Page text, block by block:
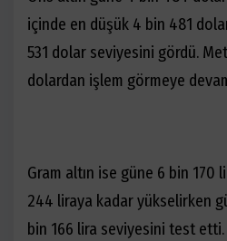
içinde en düşük 4 bin 481
531 dolar seviyesini gördü.
dolardan işlem görmeye
Gram altın ise güne 6 bin 170
244 liraya kadar yükselirken
bin 166 lira seviyesini test etti.